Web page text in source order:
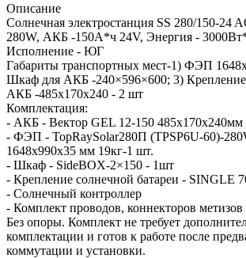
Описание
Солнечная электростанция SS 280/150-24
280W, АКБ -150А*ч 24V, Энергия -
Исполнение - ЮГ
Габариты транспортных мест-1) ФЭП
Шкаф для АКБ -240×596×600; 3)
АКБ -485x170x240 - 2 шт
Комплектация:
- АКБ - Вектор GEL 12-150 485x170x240мм
- ФЭП - TopRaySolar280П (TPSP6U-60)-
1648x990x35 мм 19кг-1 шт.
- Шкаф - SideBOX-2×150 - 1шт
- Крепление солнечной батареи - SINGLE
- Солнечный контроллер
- Комплект проводов, коннекторов метизов
Без опоры. Комплект не требует
комплектации и готов к работе после
коммутации и установки.